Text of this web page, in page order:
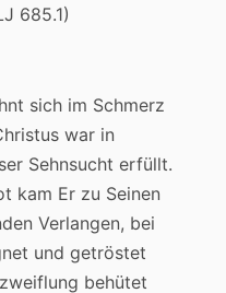
685.1)
sich im Schmerz
war in
Sehnsucht erfüllt.
kam Er zu Seinen
Verlangen, bei
und getröstet
behütet